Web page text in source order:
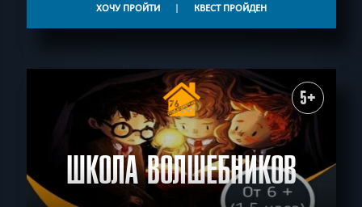
ХОЧУ ПРОЙТИ | КВЕСТ ПРОЙДЕН
5+
ШКОЛА ВОЛШЕБНИКОВ